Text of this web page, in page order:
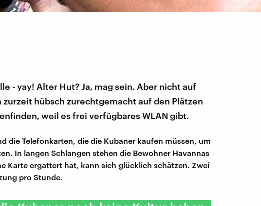
- yay! Alter Hut? Ja, mag sein. Aber nicht auf
zurzeit hübsch zurechtgemacht auf den Plätzen
weil es frei verfügbares WLAN gibt.
die Telefonkarten, die die Kubaner kaufen müssen, um
In langen Schlangen stehen die Bewohner Havannas
Karte ergattert hat, kann sich glücklich schätzen. Zwei
pro Stunde.